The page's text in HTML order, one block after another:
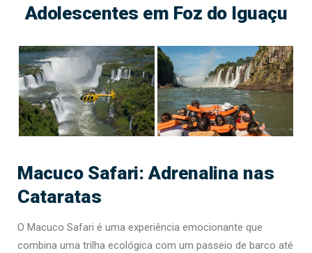
Adolescentes em Foz do Iguaçu
Macuco Safari: Adrenalina nas
Cataratas
O Macuco Safari é uma experiência emocionante que
combina uma trilha ecológica com um passeio de barco até